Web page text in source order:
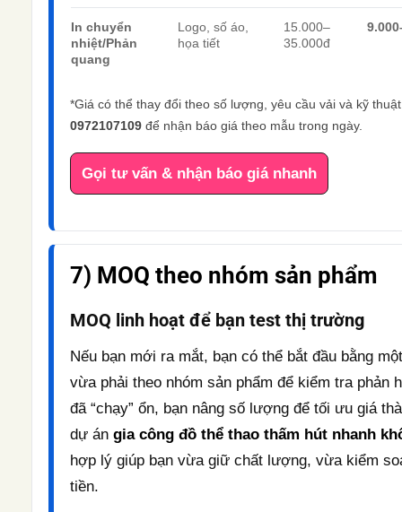
In chuyển
nhiệt/Phản
quang
Logo, số áo,
họa tiết
15.000–
35.000đ
*Giá có thể thay đổi theo số lượng, yêu cầu vải và kỹ
0972107109 để nhận báo giá theo mẫu trong ngày.
Gọi tư vấn & nhận báo giá nhanh
7) MOQ theo nhóm sản phẩm
MOQ linh hoạt để bạn test thị trường
Nếu bạn mới ra mắt, bạn có thể bắt đầu bằng
vừa phải theo nhóm sản phẩm để kiểm tra phản
đã “chạy” ổn, bạn nâng số lượng để tối ưu giá
dự án gia công đồ thể thao thấm hút nhanh
hợp lý giúp bạn vừa giữ chất lượng, vừa kiểm
tiền.